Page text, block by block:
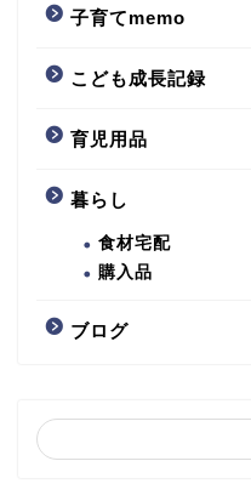
子育てmemo
こども成長記録
育児用品
暮らし
食材宅配
購入品
ブログ